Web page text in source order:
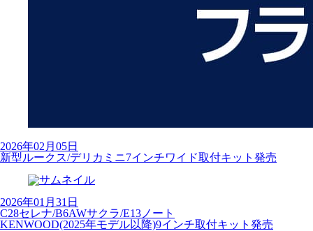
2026年02月05日
新型ルークス/デリカミニ7インチワイド取付キット発売
2026年01月31日
C28セレナ/B6AWサクラ/E13ノート
KENWOOD(2025年モデル以降)9インチ取付キット発売